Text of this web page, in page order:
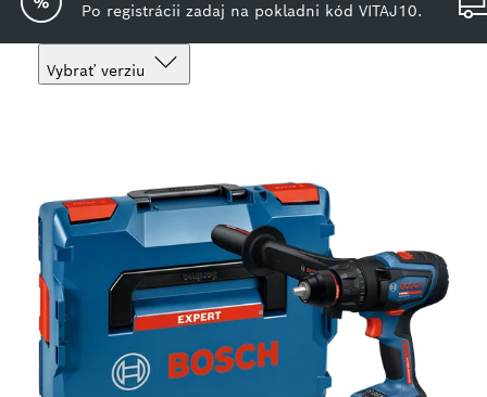
Po registrácii zadaj na pokladni kód VITAJ10.
Vybrať verziu